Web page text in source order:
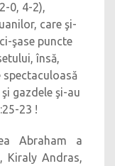
0, 4-2),
care şi-
şase puncte
însă,
spectaculoasă
gazdele şi-au
23 !
Abraham a
Kiraly Andras,